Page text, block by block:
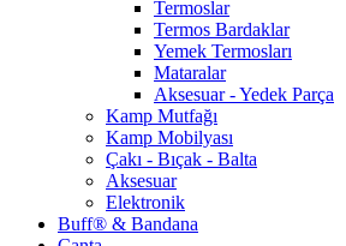
Termoslar
Termos Bardaklar
Yemek Termosları
Mataralar
Aksesuar - Yedek Parça
Kamp Mutfağı
Kamp Mobilyası
Çakı - Bıçak - Balta
Aksesuar
Elektronik
Buff® & Bandana